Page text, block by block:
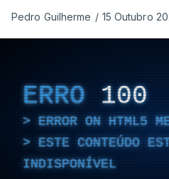
Pedro Guilherme / 15 Outubro
ERRO 100
ERROR ON HTML5
ESTE CONTEÚDO
INDISPONÍVEL